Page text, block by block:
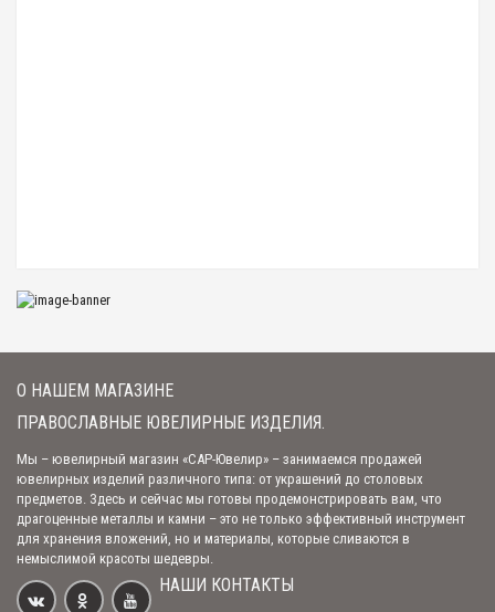
Крест мощевик "Распятие Христово. Крещение Господне" (арт. М-006 ч)
4 904.00 р.
Крест мощевик "Распятие Христово. Божия Матерь Казанская" (арт.
М-042 ч)
2 603.00 р.
О НАШЕМ МАГАЗИНЕ
ПРАВОСЛАВНЫЕ ЮВЕЛИРНЫЕ ИЗДЕЛИЯ.
Мы – ювелирный магазин «САР-Ювелир» – занимаемся продажей
ювелирных изделий различного типа: от украшений до столовых
предметов. Здесь и сейчас мы готовы продемонстрировать вам, что
драгоценные металлы и камни – это не только эффективный инструмент
для хранения вложений, но и материалы, которые сливаются в
немыслимой красоты шедевры.
НАШИ КОНТАКТЫ